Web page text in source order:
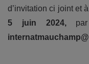
d’invitation ci joint et à
5 juin 2024,par